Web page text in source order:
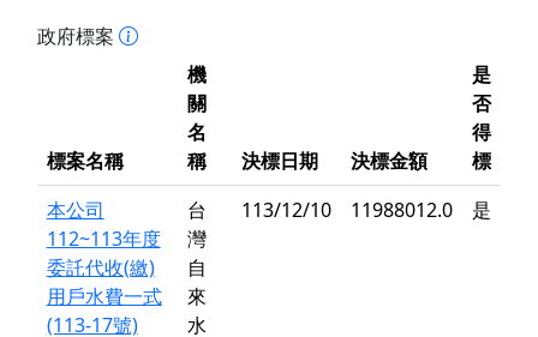
政府標案
標案名稱
機
關
名
稱
決標日期 決標金額
是
否
得
標
本公司
112~113年度
委託代收(繳)
用戶水費一式
(113-17號)
台
灣
自
來
水
113/12/10 11988012.0 是